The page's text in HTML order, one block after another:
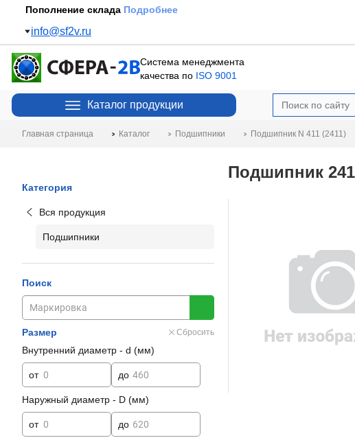
Пополнение склада Подробнее
info@sf2v.ru
Система менеджмента
качества по ISO 9001
Каталог продукции
Главная страница Каталог Подшипники Подшипник N 411 (2411)
Категория
Вся продукция
Подшипники
Поиск
Размер Сбросить
Внутренний диаметр - d (мм)
от до
Наружный диаметр - D (мм)
от до
Подшипник